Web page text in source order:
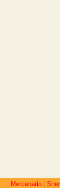
Mercenario|